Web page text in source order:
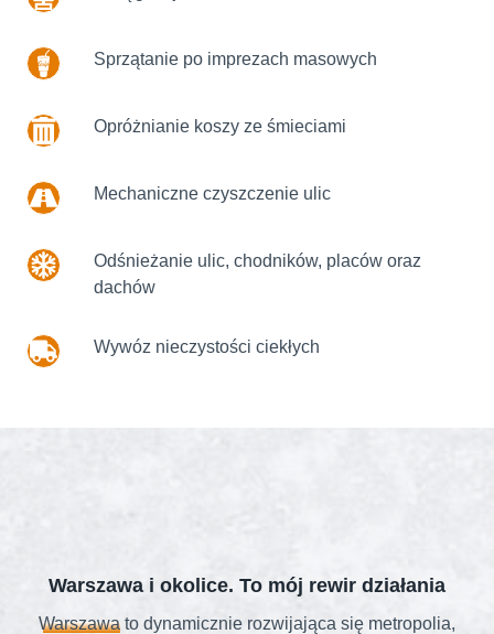
Sprzątanie po imprezach masowych
Opróżnianie koszy ze śmieciami
Mechaniczne czyszczenie ulic
Odśnieżanie ulic, chodników, placów oraz
dachów
Wywóz nieczystości ciekłych
Warszawa i okolice. To mój rewir działania
Warszawa to dynamicznie rozwijająca się metropolia,